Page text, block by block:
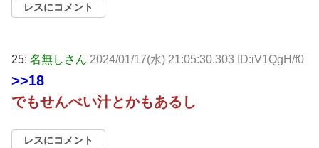
レスにコメント
25: 名無しさん 2024/01/17(水) 21:05:30.303 ID:iV1QgH/f0
>>18
でもせんべい汁とかもあるし
レスにコメント